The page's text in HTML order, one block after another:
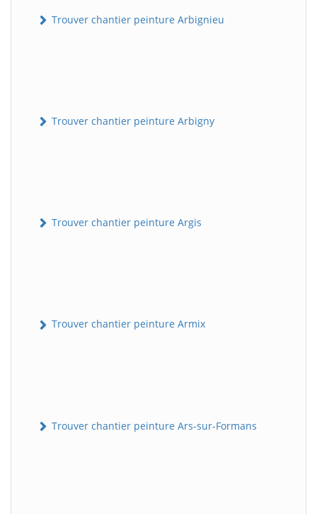
Trouver chantier peinture Arbignieu
Trouver chantier peinture Arbigny
Trouver chantier peinture Argis
Trouver chantier peinture Armix
Trouver chantier peinture Ars-sur-Formans